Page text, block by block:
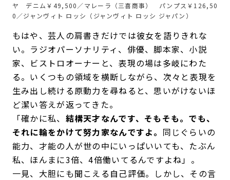
ヤ デニム￥49,500／マレーラ（三喜商事） パンプス￥126,50
0／ジャンヴィト ロッシ（ジャンヴィト ロッシ ジャパン）
もはや、芸人の肩書きだけでは彼女を語りきれな
い。ラジオパーソナリティ、俳優、脚本家、小説
家、ビストロオーナーと、表現の場は多岐にわた
る。いくつもの領域を横断しながら、次々と表現を
生み出し続ける原動力を尋ねると、思いがけないほ
ど潔い答えが返ってきた。
「確かに私、 結構天才なんです、そもそも。でも、
それに輪をかけて努力家なんですよ。 同じぐらいの
能力、才能の人が世の中にいっぱいいても、たぶん
私、ほんまに3倍、4倍働いてるんですよね」。
一見、大胆にも聞こえる自己評価。しかし、その言